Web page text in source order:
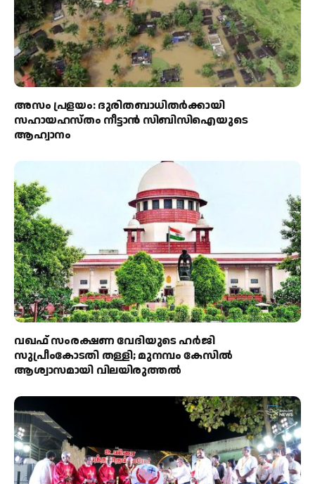
അസം പ്രളയം: ദുരിതബാധിതർക്കായി
സഹായഹസ്തം നീട്ടാൻ സിബിസിഐയുടെ
ആഹ്വാനം
വഖഫ് സംരക്ഷണ വേദിയുടെ ഹർജി
സുപ്രീംകോടതി തള്ളി; മുനമ്പം കേസിൽ
ആശ്വാസമായി വിലയിരുത്തൽ